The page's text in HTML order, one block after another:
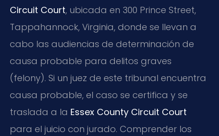
Circuit Court, ubicada en 300 Prince Street,
Tappahannock, Virginia, donde se llevan a
cabo las audiencias de determinación de
causa probable para delitos graves
(felony). Si un juez de este tribunal encuentra
causa probable, el caso se certifica y se
traslada a la Essex County Circuit Court
para el juicio con jurado. Comprender los